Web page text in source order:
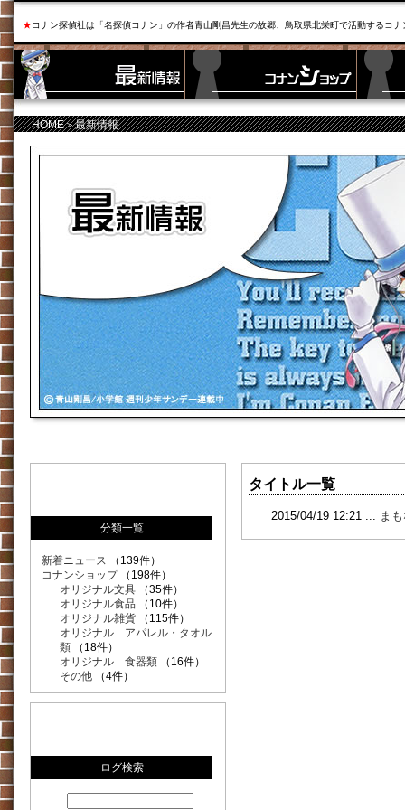
★コナン探偵社は「名探偵コナン」の作者青山剛昌先生の故郷、鳥取県北栄町で活動するコ
HOME＞最新情報
タイトル一覧
2015/04/19 12:21 ... ま
分類一覧
新着ニュース （139件）
コナンショップ（198件）
オリジナル文具 （35件）
オリジナル食品 （10件）
オリジナル雑貨 （115件）
オリジナル アパレル・タオル
類 （18件）
オリジナル 食器類 （16件）
その他 （4件）
ログ検索